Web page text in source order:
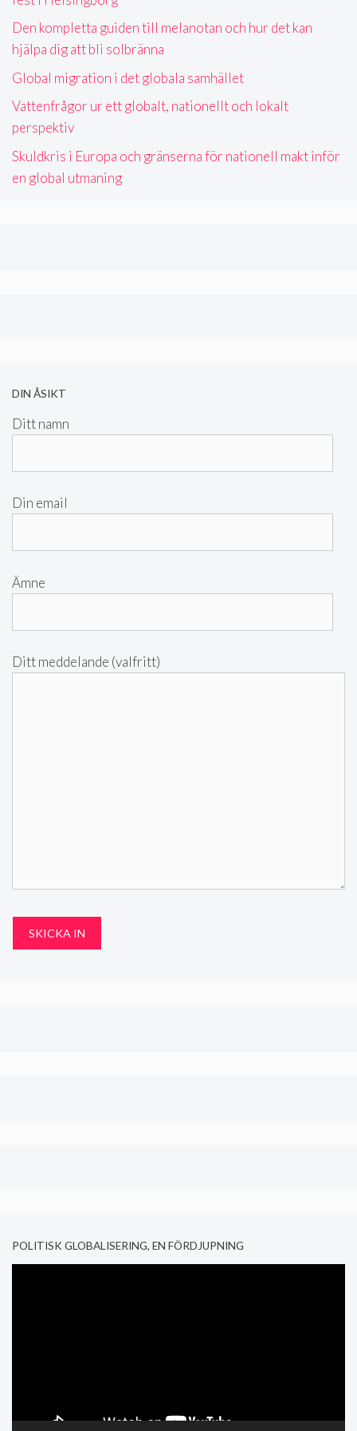
Den kompletta guiden till melanotan och hur det kan
hjälpa dig att bli solbränna
Global migration i det globala samhället
Vattenfrågor ur ett globalt, nationellt och lokalt
perspektiv
Skuldkris i Europa och gränserna för nationell makt inför
en global utmaning
DIN ÅSIKT
Ditt namn
Din email
Ämne
Ditt meddelande (valfritt)
POLITISK GLOBALISERING, EN FÖRDJUPNING